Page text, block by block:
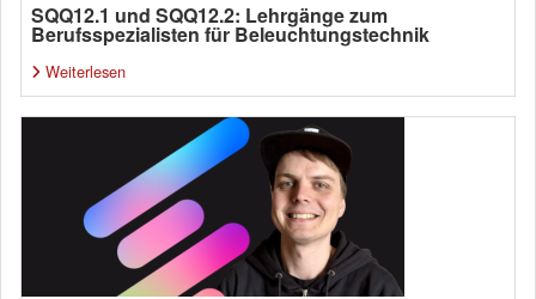
SQQ12.1 und SQQ12.2: Lehrgänge zum
Berufsspezialisten für Beleuchtungstechnik
Weiterlesen